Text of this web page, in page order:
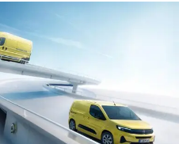
geçiş hakkını
sinyal
dönmeden hareket
trafikte strese
olumsuz etkileyen
güvenliğini tehlikeye